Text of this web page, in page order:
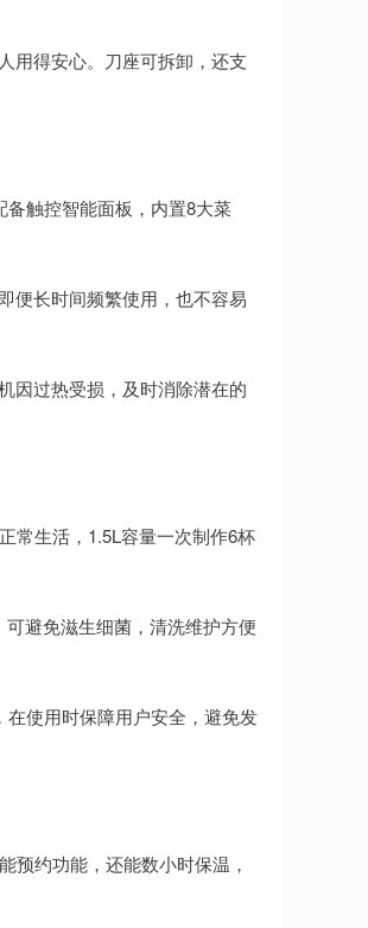
用得安心。刀座可拆卸，还支
触控智能面板，内置8大菜
便长时间频繁使用，也不容易
因过热受损，及时消除潜在的
常生活，1.5L容量一次制作6杯
避免滋生细菌，清洗维护方便
使用时保障用户安全，避免发
预约功能，还能数小时保温，